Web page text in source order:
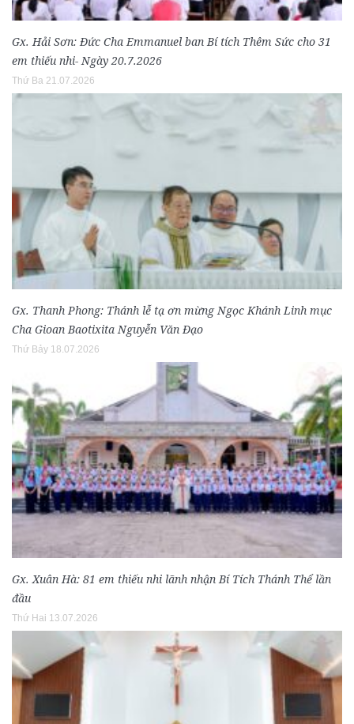
Gx. Hải Sơn: Đức Cha Emmanuel ban Bí tích Thêm Sức cho 31
em thiếu nhi- Ngày 20.7.2026
Thứ Ba 21.07.2026
Gx. Thanh Phong: Thánh lễ tạ ơn mừng Ngọc Khánh Linh mục
Cha Gioan Baotixita Nguyễn Văn Đạo
Thứ Bảy 18.07.2026
Gx. Xuân Hà: 81 em thiếu nhi lãnh nhận Bí Tích Thánh Thể lần
đầu
Thứ Hai 13.07.2026